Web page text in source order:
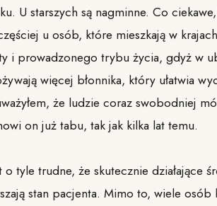
U starszych są nagminne. Co
u osób, które mieszkają w
i prowadzonego trybu życia, gdyż w
więcej błonnika, który ułatwia
że ludzie coraz swobodniej
on już tabu, tak jak kilka lat temu.
tyle trudne, że skutecznie działające
stan pacjenta. Mimo to, wiele